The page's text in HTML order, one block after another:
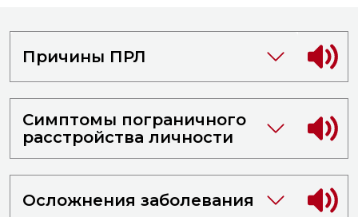
Причины ПРЛ
Симптомы пограничного
расстройства личности
Осложнения заболевания